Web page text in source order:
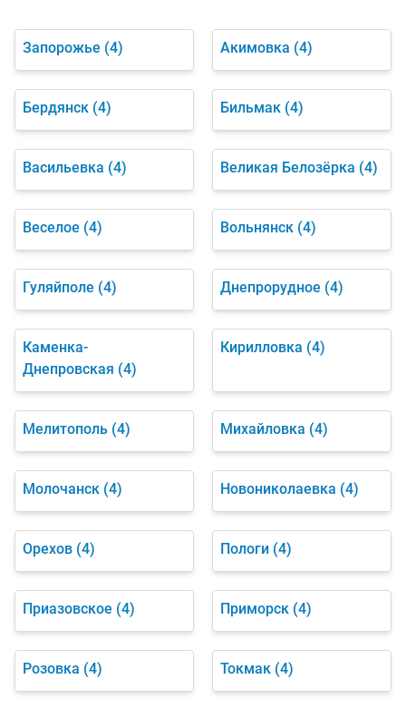
Запорожье (4) Акимовка (4)
Бердянск (4) Бильмак (4)
Васильевка (4) Великая Белозёрка (4)
Веселое (4) Вольнянск (4)
Гуляйполе (4) Днепрорудное (4)
Каменка-
Днепровская (4)
Кирилловка (4)
Мелитополь (4) Михайловка (4)
Молочанск (4) Новониколаевка (4)
Орехов (4) Пологи (4)
Приазовское (4) Приморск (4)
Розовка (4) Токмак (4)